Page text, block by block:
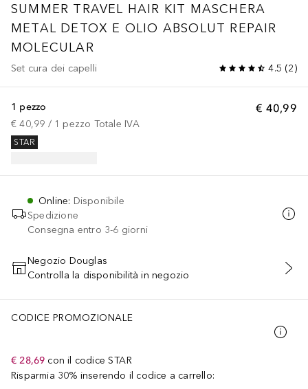
SUMMER TRAVEL HAIR KIT MASCHERA
METAL DETOX E OLIO ABSOLUT REPAIR
MOLECULAR
Set cura dei capelli 4.5 (2)
€ 40,99
1 pezzo
€ 40,99 / 1 pezzo Totale IVA
STAR
Online: Disponibile
Spedizione
Consegna entro 3-6 giorni
AGGIUNGI AL CARRELLO
Negozio Douglas
Controlla la disponibilità in negozio
CODICE PROMOZIONALE
€ 28,69 con il codice STAR
Risparmia 30% inserendo il codice a carrello: